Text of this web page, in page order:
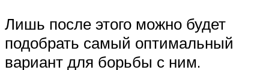
Лишь после этого можно будет
подобрать самый оптимальный
вариант для борьбы с ним.